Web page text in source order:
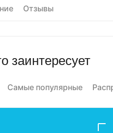
Отзывы
заинтересует
Самые популярные